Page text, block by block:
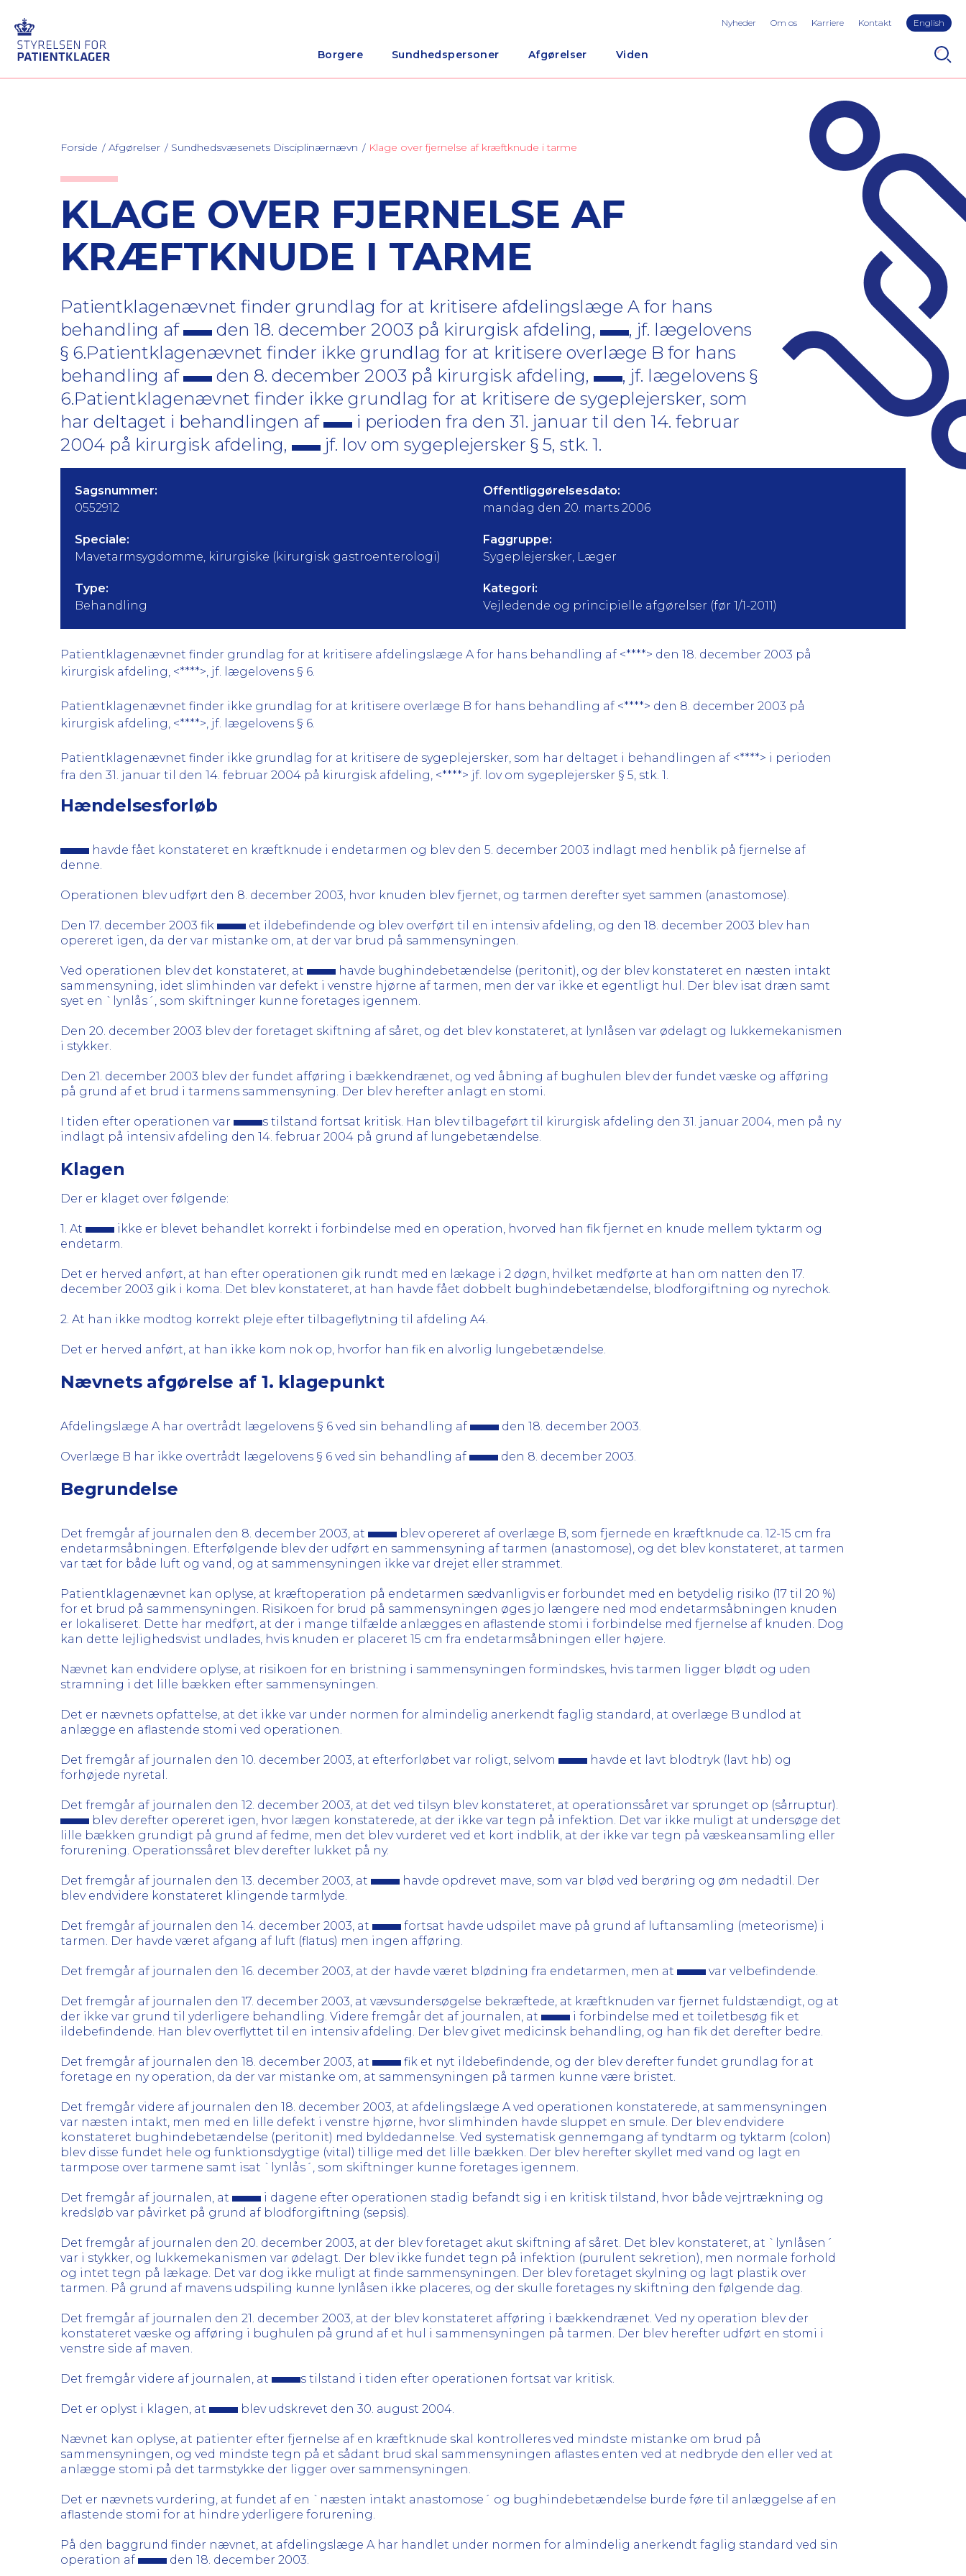
Borgere Sundhedspersoner Afgørelser Viden
Nyheder Om os Karriere Kontakt English
Forside Afgørelser Sundhedsvæsenets Disciplinærnævn Klage over fjernelse af kræftknude i tarme
KLAGE OVER FJERNELSE AF
KRÆFTKNUDE I TARME
Patientklagenævnet finder grundlag for at kritisere afdelingslæge A for hans
behandling af
den 18. december 2003 på kirurgisk afdeling,
, jf. lægelovens
§ 6.Patientklagenævnet finder ikke grundlag for at kritisere overlæge B for hans
behandling af
den 8. december 2003 på kirurgisk afdeling,
, jf. lægelovens §
6.Patientklagenævnet finder ikke grundlag for at kritisere de sygeplejersker, som
har deltaget i behandlingen af
i perioden fra den 31. januar til den 14. februar
2004 på kirurgisk afdeling,
jf. lov om sygeplejersker § 5, stk. 1.
Sagsnummer:
0552912
Offentliggørelsesdato:
mandag den 20. marts 2006
Speciale:
Mavetarmsygdomme, kirurgiske (kirurgisk gastroenterologi)
Faggruppe:
Sygeplejersker, Læger
Type:
Behandling
Kategori:
Vejledende og principielle afgørelser (før 1/1-2011)
Patientklagenævnet finder grundlag for at kritisere afdelingslæge A for hans behandling af <****> den 18. december 2003 på
kirurgisk afdeling, <****>, jf. lægelovens § 6.
Patientklagenævnet finder ikke grundlag for at kritisere overlæge B for hans behandling af <****> den 8. december 2003 på
kirurgisk afdeling, <****>, jf. lægelovens § 6.
Patientklagenævnet finder ikke grundlag for at kritisere de sygeplejersker, som har deltaget i behandlingen af <****> i perioden
fra den 31. januar til den 14. februar 2004 på kirurgisk afdeling, <****> jf. lov om sygeplejersker § 5, stk. 1.
Hændelsesforløb
havde fået konstateret en kræftknude i endetarmen og blev den 5. december 2003 indlagt med henblik på fjernelse af
denne.
Operationen blev udført den 8. december 2003, hvor knuden blev fjernet, og tarmen derefter syet sammen (anastomose).
Den 17. december 2003 fik
et ildebefindende og blev overført til en intensiv afdeling, og den 18. december 2003 blev han
opereret igen, da der var mistanke om, at der var brud på sammensyningen.
Ved operationen blev det konstateret, at
havde bughindebetændelse (peritonit), og der blev konstateret en næsten intakt
sammensyning, idet slimhinden var defekt i venstre hjørne af tarmen, men der var ikke et egentligt hul. Der blev isat dræn samt
syet en `lynlås´, som skiftninger kunne foretages igennem.
Den 20. december 2003 blev der foretaget skiftning af såret, og det blev konstateret, at lynlåsen var ødelagt og lukkemekanismen
i stykker.
Den 21. december 2003 blev der fundet afføring i bækkendrænet, og ved åbning af bughulen blev der fundet væske og afføring
på grund af et brud i tarmens sammensyning. Der blev herefter anlagt en stomi.
I tiden efter operationen var
s tilstand fortsat kritisk. Han blev tilbageført til kirurgisk afdeling den 31. januar 2004, men på ny
indlagt på intensiv afdeling den 14. februar 2004 på grund af lungebetændelse.
Klagen
Der er klaget over følgende:
1. At
ikke er blevet behandlet korrekt i forbindelse med en operation, hvorved han fik fjernet en knude mellem tyktarm og
endetarm.
Det er herved anført, at han efter operationen gik rundt med en lækage i 2 døgn, hvilket medførte at han om natten den 17.
december 2003 gik i koma. Det blev konstateret, at han havde fået dobbelt bughindebetændelse, blodforgiftning og nyrechok.
2. At han ikke modtog korrekt pleje efter tilbageflytning til afdeling A4.
Det er herved anført, at han ikke kom nok op, hvorfor han fik en alvorlig lungebetændelse.
Nævnets afgørelse af 1. klagepunkt
Afdelingslæge A har overtrådt lægelovens § 6 ved sin behandling af den 18. december 2003.
Overlæge B har ikke overtrådt lægelovens § 6 ved sin behandling af den 8. december 2003.
Begrundelse
Det fremgår af journalen den 8. december 2003, at
blev opereret af overlæge B, som fjernede en kræftknude ca. 12-15 cm fra
endetarmsåbningen. Efterfølgende blev der udført en sammensyning af tarmen (anastomose), og det blev konstateret, at tarmen
var tæt for både luft og vand, og at sammensyningen ikke var drejet eller strammet.
Patientklagenævnet kan oplyse, at kræftoperation på endetarmen sædvanligvis er forbundet med en betydelig risiko (17 til 20 %)
for et brud på sammensyningen. Risikoen for brud på sammensyningen øges jo længere ned mod endetarmsåbningen knuden
er lokaliseret. Dette har medført, at der i mange tilfælde anlægges en aflastende stomi i forbindelse med fjernelse af knuden. Dog
kan dette lejlighedsvist undlades, hvis knuden er placeret 15 cm fra endetarmsåbningen eller højere.
Nævnet kan endvidere oplyse, at risikoen for en bristning i sammensyningen formindskes, hvis tarmen ligger blødt og uden
stramning i det lille bækken efter sammensyningen.
Det er nævnets opfattelse, at det ikke var under normen for almindelig anerkendt faglig standard, at overlæge B undlod at
anlægge en aflastende stomi ved operationen.
Det fremgår af journalen den 10. december 2003, at efterforløbet var roligt, selvom
havde et lavt blodtryk (lavt hb) og
forhøjede nyretal.
Det fremgår af journalen den 12. december 2003, at det ved tilsyn blev konstateret, at operationssåret var sprunget op (sårruptur).
blev derefter opereret igen, hvor lægen konstaterede, at der ikke var tegn på infektion. Det var ikke muligt at undersøge det
lille bækken grundigt på grund af fedme, men det blev vurderet ved et kort indblik, at der ikke var tegn på væskeansamling eller
forurening. Operationssåret blev derefter lukket på ny.
Det fremgår af journalen den 13. december 2003, at
havde opdrevet mave, som var blød ved berøring og øm nedadtil. Der
blev endvidere konstateret klingende tarmlyde.
Det fremgår af journalen den 14. december 2003, at
fortsat havde udspilet mave på grund af luftansamling (meteorisme) i
tarmen. Der havde været afgang af luft (flatus) men ingen afføring.
Det fremgår af journalen den 16. december 2003, at der havde været blødning fra endetarmen, men at var velbefindende.
Det fremgår af journalen den 17. december 2003, at vævsundersøgelse bekræftede, at kræftknuden var fjernet fuldstændigt, og at
der ikke var grund til yderligere behandling. Videre fremgår det af journalen, at
i forbindelse med et toiletbesøg fik et
ildebefindende. Han blev overflyttet til en intensiv afdeling. Der blev givet medicinsk behandling, og han fik det derefter bedre.
Det fremgår af journalen den 18. december 2003, at
fik et nyt ildebefindende, og der blev derefter fundet grundlag for at
foretage en ny operation, da der var mistanke om, at sammensyningen på tarmen kunne være bristet.
Det fremgår videre af journalen den 18. december 2003, at afdelingslæge A ved operationen konstaterede, at sammensyningen
var næsten intakt, men med en lille defekt i venstre hjørne, hvor slimhinden havde sluppet en smule. Der blev endvidere
konstateret bughindebetændelse (peritonit) med byldedannelse. Ved systematisk gennemgang af tyndtarm og tyktarm (colon)
blev disse fundet hele og funktionsdygtige (vital) tillige med det lille bækken. Der blev herefter skyllet med vand og lagt en
tarmpose over tarmene samt isat `lynlås´, som skiftninger kunne foretages igennem.
Det fremgår af journalen, at
i dagene efter operationen stadig befandt sig i en kritisk tilstand, hvor både vejrtrækning og
kredsløb var påvirket på grund af blodforgiftning (sepsis).
Det fremgår af journalen den 20. december 2003, at der blev foretaget akut skiftning af såret. Det blev konstateret, at `lynlåsen´
var i stykker, og lukkemekanismen var ødelagt. Der blev ikke fundet tegn på infektion (purulent sekretion), men normale forhold
og intet tegn på lækage. Det var dog ikke muligt at finde sammensyningen. Der blev foretaget skylning og lagt plastik over
tarmen. På grund af mavens udspiling kunne lynlåsen ikke placeres, og der skulle foretages ny skiftning den følgende dag.
Det fremgår af journalen den 21. december 2003, at der blev konstateret afføring i bækkendrænet. Ved ny operation blev der
konstateret væske og afføring i bughulen på grund af et hul i sammensyningen på tarmen. Der blev herefter udført en stomi i
venstre side af maven.
Det fremgår videre af journalen, at s tilstand i tiden efter operationen fortsat var kritisk.
Det er oplyst i klagen, at blev udskrevet den 30. august 2004.
Nævnet kan oplyse, at patienter efter fjernelse af en kræftknude skal kontrolleres ved mindste mistanke om brud på
sammensyningen, og ved mindste tegn på et sådant brud skal sammensyningen aflastes enten ved at nedbryde den eller ved at
anlægge stomi på det tarmstykke der ligger over sammensyningen.
Det er nævnets vurdering, at fundet af en `næsten intakt anastomose´ og bughindebetændelse burde føre til anlæggelse af en
aflastende stomi for at hindre yderligere forurening.
På den baggrund finder nævnet, at afdelingslæge A har handlet under normen for almindelig anerkendt faglig standard ved sin
operation af
den 18. december 2003.